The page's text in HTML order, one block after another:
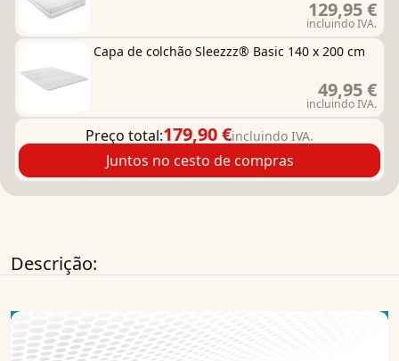
129,95 €
incluindo IVA.
Capa de colchão Sleezzz® Basic 140 x 200 cm
49,95 €
incluindo IVA.
Preço total:179,90 €incluindo IVA.
Juntos no cesto de compras
Descrição: